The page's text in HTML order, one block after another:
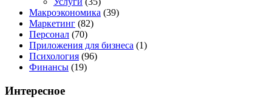
Макроэкономика (39)
Маркетинг (82)
Персонал (70)
Приложения для бизнеса (1)
Психология (96)
Финансы (19)
Интересное